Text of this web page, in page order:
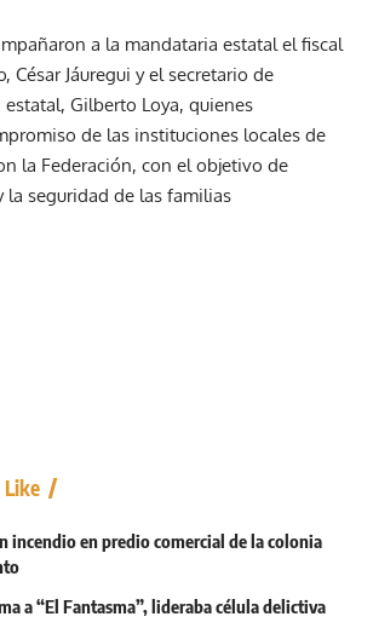
a la mandataria estatal el fiscal
César Jáuregui y el secretario de
estatal, Gilberto Loya, quienes
de las instituciones locales de
la Federación, con el objetivo de
la seguridad de las familias
incendio en predio comercial de la colonia
a “El Fantasma”, lideraba célula delictiva